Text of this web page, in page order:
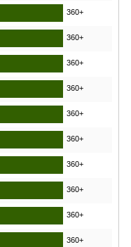
360+
360+
360+
360+
360+
360+
360+
360+
360+
360+